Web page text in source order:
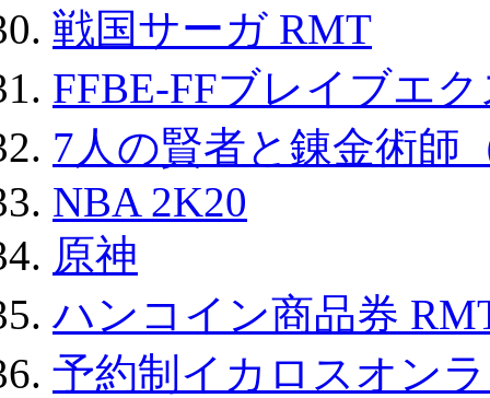
戦国サーガ RMT
FFBE-FFブレイブエ
7人の賢者と錬金術師
NBA 2K20
原神
ハンコイン商品券
予約制イカロスオン